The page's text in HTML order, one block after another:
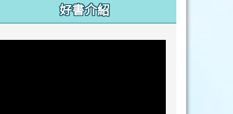
好書介紹